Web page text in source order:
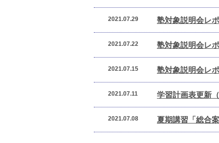
2021.07.29 塾対象説明会レ
2021.07.22 塾対象説明会レ
2021.07.15 塾対象説明会レ
2021.07.11 学習計画表更新
2021.07.08 夏期講習「総合